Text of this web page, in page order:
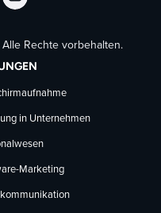
TechSmith
auf
YouTube
folgen
Rechte vorbehalten.
in Unternehmen
Marketing